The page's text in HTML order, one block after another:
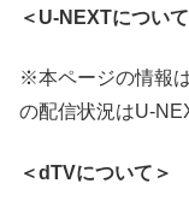
＜U-NEXTについ
※本ページの情報
の配信状況はU-
＜dTVについて＞